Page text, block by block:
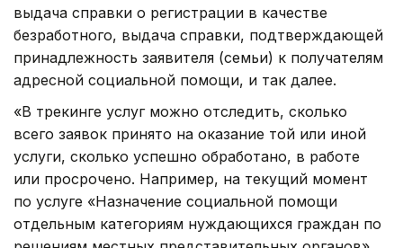
выдача справки о регистрации в качестве
безработного, выдача справки, подтверждающей
принадлежность заявителя (семьи) к получателям
адресной социальной помощи, и так далее.
«В трекинге услуг можно отследить, сколько
всего заявок принято на оказание той или иной
услуги, сколько успешно обработано, в работе
или просрочено. Например, на текущий момент
по услуге «Назначение социальной помощи
отдельным категориям нуждающихся граждан по